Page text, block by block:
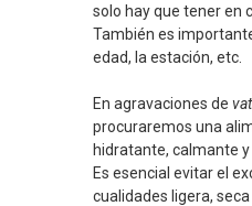
solo hay que tener en
También es
edad, la estación, etc.
En agravaciones de
procuraremos una
hidratante, calmante y
Es esencial evitar el
cualidades ligera,